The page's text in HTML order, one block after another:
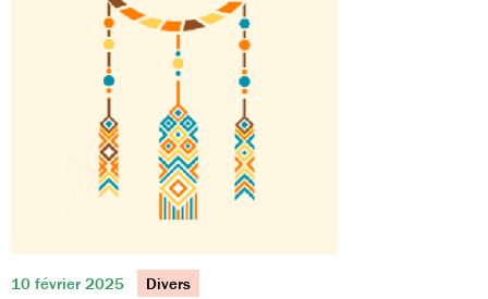
10 février 2025 Divers